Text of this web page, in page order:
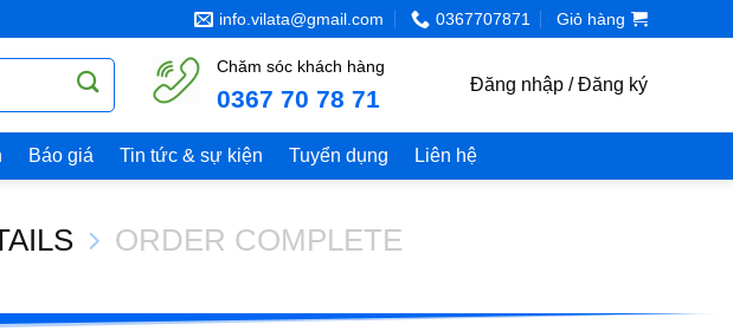
info.vilata@gmail.com 0367707871 Giỏ hàng
Chăm sóc khách hàng
0367 70 78 71 Đăng nhập / Đăng ký
Báo giá Tin tức & sự kiện Tuyển dụng Liên hệ
ORDER COMPLETE